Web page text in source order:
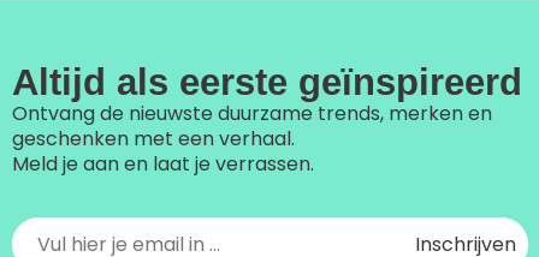
Altijd als eerste geïnspireerd
Ontvang de nieuwste duurzame trends, merken en
geschenken met een verhaal.
Meld je aan en laat je verrassen.